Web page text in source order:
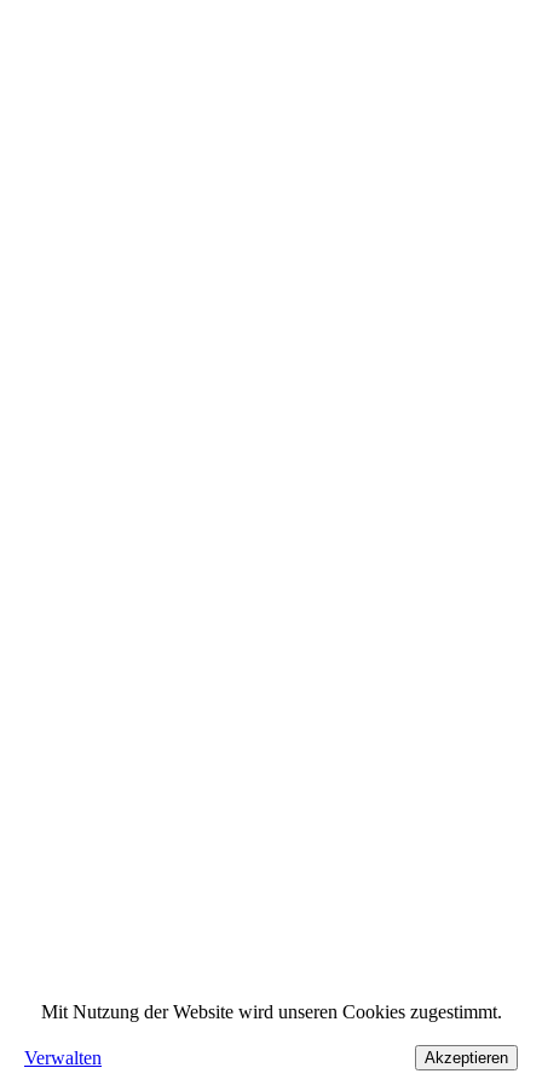
Mit Nutzung der Website wird unseren Cookies zugestimmt.
Verwalten Akzeptieren